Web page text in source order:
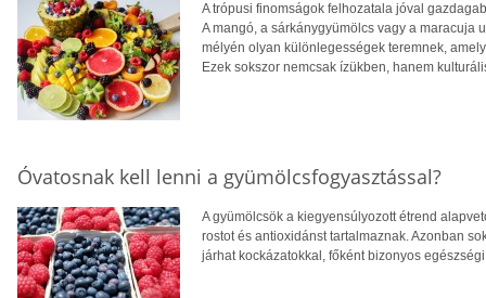
A trópusi finomságok felhozatala jóval
A mangó, a sárkánygyümölcs vagy a maracuja
mélyén olyan különlegességek teremnek,
Ezek sokszor nemcsak ízükben, hanem
Óvatosnak kell lenni a gyümölcsfogyasztással?
A gyümölcsök a kiegyensúlyozott étrend
rostot és antioxidánst tartalmaznak. Azonban
járhat kockázatokkal, főként bizonyos